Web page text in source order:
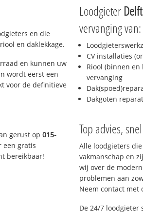
en die
en daklekkage.
en kunnen uw
wordt eerst een
voor de definitieve
gerust op015-
een gratis
bereikbaar!
Loodgieter
vervanging van:
CV installaties
Riool (binnen
vervanging
Dakgoten
Top advies,
Alle loodgieters
vakmanschap en
wij over de
problemen aan
Neem contact met
De 24/7 loodgieter